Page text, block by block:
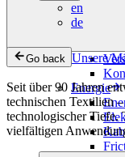
Energie
en
de
Go back Unsere
Seit über 90 Jahren
technischen Textilien
technologischer Tiefe.
vielfältigen